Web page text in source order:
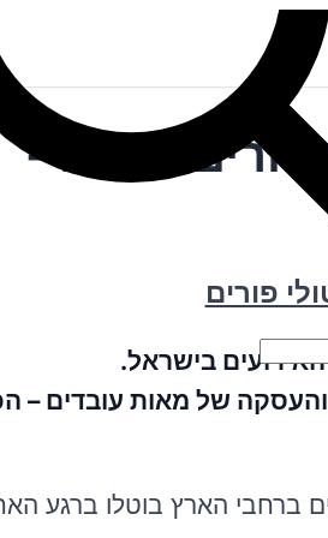
בוטלו -
פורים
בישראל.
של מאות עובדים –
ברחבי הארץ בוטלו ברגע